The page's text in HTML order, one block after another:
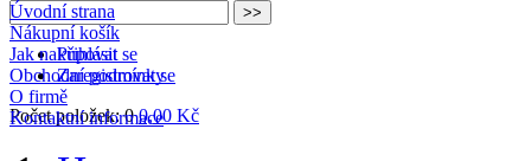
Přihlásit se
Zaregistrovat se
Počet položek: 0 0,00 Kč
Úvodní strana
Nákupní košík
Jak nakupovat
Obchodní podmínky
O firmě
Kontaktní informace